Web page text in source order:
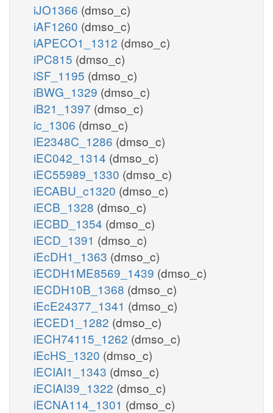
iJO1366 (dmso_c)
iAF1260 (dmso_c)
iAPECO1_1312 (dmso_c)
iPC815 (dmso_c)
iSF_1195 (dmso_c)
iBWG_1329 (dmso_c)
iB21_1397 (dmso_c)
ic_1306 (dmso_c)
iE2348C_1286 (dmso_c)
iEC042_1314 (dmso_c)
iEC55989_1330 (dmso_c)
iECABU_c1320 (dmso_c)
iECB_1328 (dmso_c)
iECBD_1354 (dmso_c)
iECD_1391 (dmso_c)
iEcDH1_1363 (dmso_c)
iECDH1ME8569_1439 (dmso_c)
iECDH10B_1368 (dmso_c)
iEcE24377_1341 (dmso_c)
iECED1_1282 (dmso_c)
iECH74115_1262 (dmso_c)
iEcHS_1320 (dmso_c)
iECIAI1_1343 (dmso_c)
iECIAI39_1322 (dmso_c)
iECNA114_1301 (dmso_c)